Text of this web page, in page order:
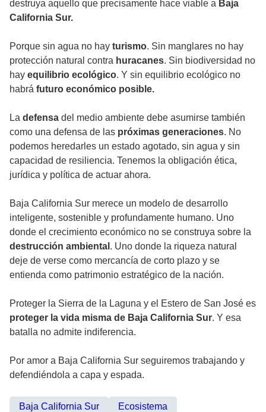
destruya aquello que precisamente hace viable a Baja
California Sur.
Porque sin agua no hay turismo. Sin manglares no hay
protección natural contra huracanes. Sin biodiversidad no
hay equilibrio ecológico. Y sin equilibrio ecológico no
habrá futuro económico posible.
La defensa del medio ambiente debe asumirse también
como una defensa de las próximas generaciones. No
podemos heredarles un estado agotado, sin agua y sin
capacidad de resiliencia. Tenemos la obligación ética,
jurídica y política de actuar ahora.
Baja California Sur merece un modelo de desarrollo
inteligente, sostenible y profundamente humano. Uno
donde el crecimiento económico no se construya sobre la
destrucción ambiental . Uno donde la riqueza natural
deje de verse como mercancía de corto plazo y se
entienda como patrimonio estratégico de la nación.
Proteger la Sierra de la Laguna y el Estero de San José es
proteger la vida misma de Baja California Sur. Y esa
batalla no admite indiferencia.
Por amor a Baja California Sur seguiremos trabajando y
defendiéndola a capa y espada.
Baja California Sur
Ecosistema